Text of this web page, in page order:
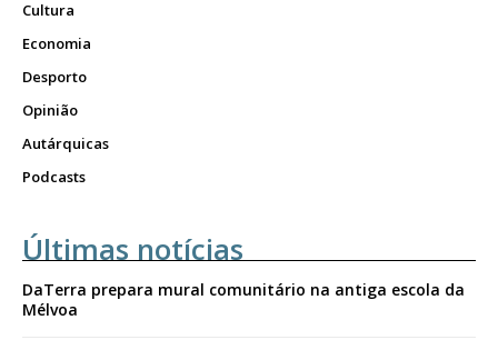
Cultura
Economia
Desporto
Opinião
Autárquicas
Podcasts
Últimas notícias
DaTerra prepara mural comunitário na antiga escola da
Mélvoa